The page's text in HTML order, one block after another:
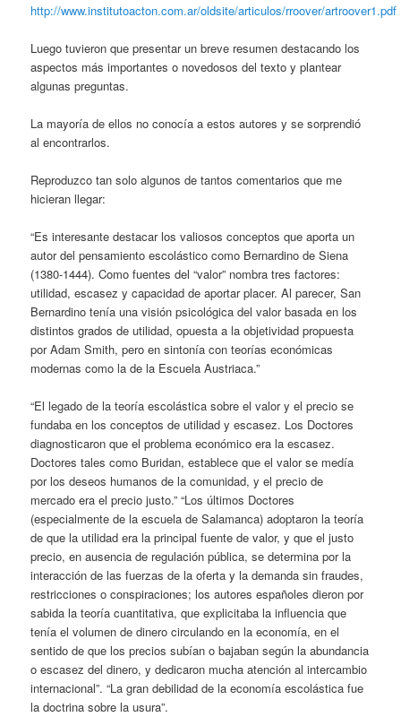
http://www.institutoacton.com.ar/oldsite/articulos/rroover/artroover1.pdf
Luego tuvieron que presentar un breve resumen destacando los
aspectos más importantes o novedosos del texto y plantear
algunas preguntas.
La mayoría de ellos no conocía a estos autores y se sorprendió
al encontrarlos.
Reproduzco tan solo algunos de tantos comentarios que me
hicieran llegar:
“Es interesante destacar los valiosos conceptos que aporta un
autor del pensamiento escolástico como Bernardino de Siena
(1380-1444). Como fuentes del “valor” nombra tres factores:
utilidad, escasez y capacidad de aportar placer. Al parecer, San
Bernardino tenía una visión psicológica del valor basada en los
distintos grados de utilidad, opuesta a la objetividad propuesta
por Adam Smith, pero en sintonía con teorías económicas
modernas como la de la Escuela Austriaca.”
“El legado de la teoría escolástica sobre el valor y el precio se
fundaba en los conceptos de utilidad y escasez. Los Doctores
diagnosticaron que el problema económico era la escasez.
Doctores tales como Buridan, establece que el valor se medía
por los deseos humanos de la comunidad, y el precio de
mercado era el precio justo.” “Los últimos Doctores
(especialmente de la escuela de Salamanca) adoptaron la teoría
de que la utilidad era la principal fuente de valor, y que el justo
precio, en ausencia de regulación pública, se determina por la
interacción de las fuerzas de la oferta y la demanda sin fraudes,
restricciones o conspiraciones; los autores españoles dieron por
sabida la teoría cuantitativa, que explicitaba la influencia que
tenía el volumen de dinero circulando en la economía, en el
sentido de que los precios subían o bajaban según la abundancia
o escasez del dinero, y dedicaron mucha atención al intercambio
internacional”. “La gran debilidad de la economía escolástica fue
la doctrina sobre la usura”.